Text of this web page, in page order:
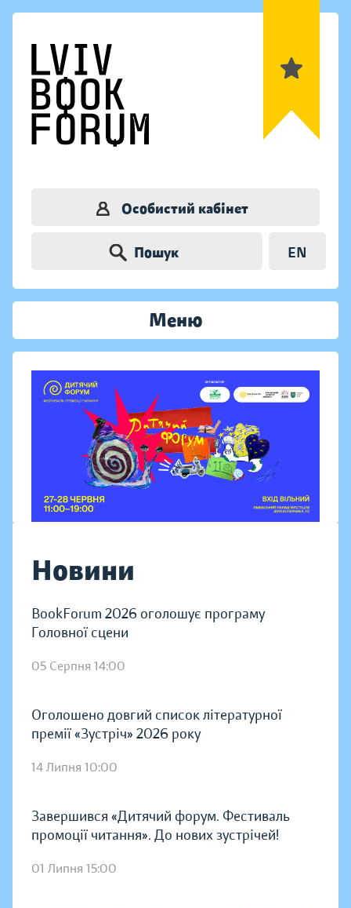
Особистий кабінет
Пошук EN
Меню
Новини
BookForum 2026 оголошує програму
Головної сцени
05 Серпня 14:00
Оголошено довгий список літературної
премії «Зустріч» 2026 року
14 Липня 10:00
Завершився «Дитячий форум. Фестиваль
промоції читання». До нових зустрічей!
01 Липня 15:00